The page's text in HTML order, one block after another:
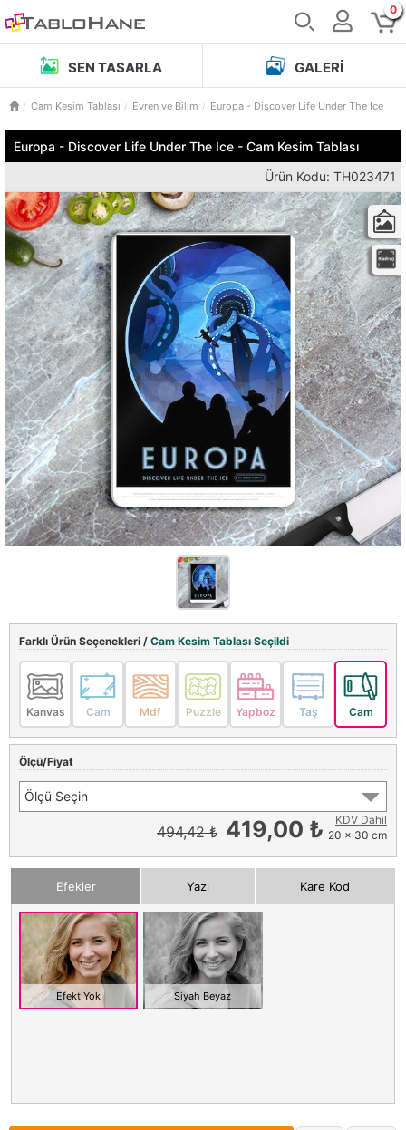
0
SEN TASARLA GALERI
Cam Kesim Tablası Evren ve Bilim Europa - Discover Life Under The Ice
Europa - Discover Life Under The Ice - Cam Kesim Tablası
Ürün Kodu: TH023471
Farklı Ürün Seçenekleri / Cam Kesim Tablası Seçildi
Kanvas Cam Mdf Puzzle Yapboz Taş Cam
Ölçü/Fiyat
Ölçü Seçin
494,42 ₺ 419,00 ₺
KDV Dahil
20 x 30 cm
Efekler Yazı Kare Kod
Efekt Yok Siyah Beyaz